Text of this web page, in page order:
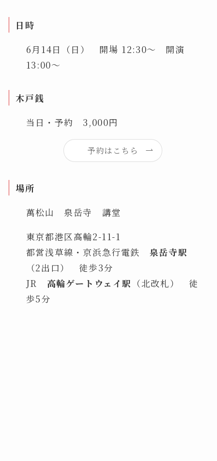
日時
6月14日（日） 開場 12:30～ 開演
13:00～
木戸銭
当日・予約 3,000円
予約はこちら
場所
萬松山 泉岳寺 講堂
東京都港区高輪2-11-1
都営浅草線・京浜急行電鉄 泉岳寺駅
（2出口） 徒歩3分
JR 高輪ゲートウェイ駅 （北改札） 徒
歩5分